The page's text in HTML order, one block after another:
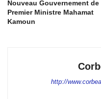
Nouveau Gouvernement de
Premier Ministre Mahamat
Kamoun
http://